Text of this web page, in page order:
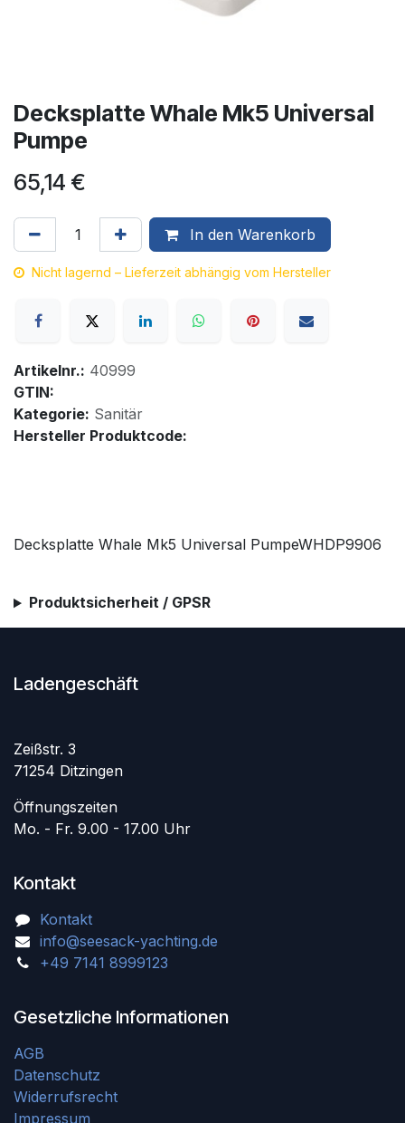
Decksplatte Whale Mk5 Universal
Pumpe
65,14 €
In den Warenkorb
Nicht lagernd – Lieferzeit abhängig vom Hersteller
Artikelnr.: 40999
GTIN:
Kategorie: Sanitär
Hersteller Produktcode:
Decksplatte Whale Mk5 Universal PumpeWHDP9906
Produktsicherheit / GPSR
Ladengeschäft
Zeißstr. 3
71254 Ditzingen
Öffnungszeiten
Mo. - Fr. 9.00 - 17.00 Uhr
Kontakt
Kontakt
info@seesack-yachting.de
+49 7141 8999123
Gesetzliche Informationen
AGB
Datenschutz
Widerrufsrecht
Impressum